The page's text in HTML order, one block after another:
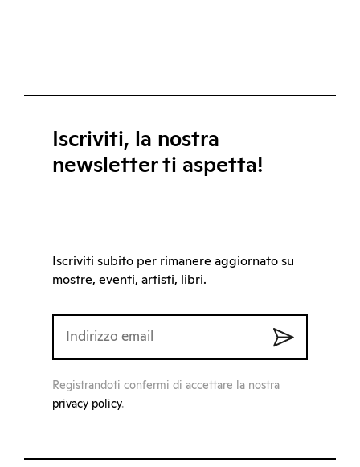
Iscriviti, la nostra
newsletter ti aspetta!
Iscriviti subito per rimanere aggiornato su
mostre, eventi, artisti, libri.
Registrandoti confermi di accettare la nostra
privacy policy.